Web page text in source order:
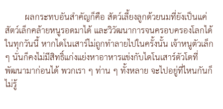
ผลกระทบอันสำคัญก็คือ สัตว์เลี้ยงลูกด้วยนมที่ยังเป็นแค่
สัตว์เล็กคล้ายหนูรอดมาได้ และวิวัฒนาการจนครอบครองโลกได้
ในทุกวันนี้ หากไดโนเสาร์ไม่ถูกทำลายไปในครั้งนั้น เจ้าหนูตัวเล็ก
ๆ นั่นก็คงไม่มีสิทธิ์แก่งแย่งหาอาหารแข่งกับไดโนเสาร์ตัวโตที่
พัฒนามาก่อนได้ พวกเรา ๆ ท่าน ๆ ทั้งหลาย จะไปอยู่ที่ไหนกันก็
ไม่รู้